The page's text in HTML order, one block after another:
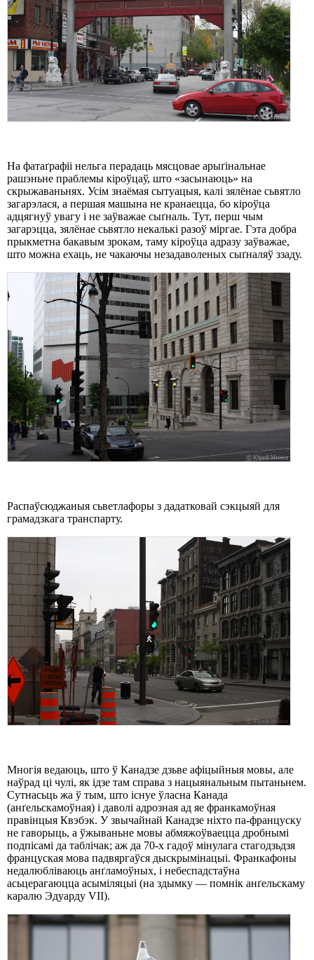
На фатаґрафіі нельга перадаць мясцовае арыґінальнае
рашэньне праблемы кіроўцаў, што «засынаюць» на
скрыжаваньнях. Усім знаёмая сытуацыя, калі зялёнае сьвятло
загарэлася, а першая машына не кранаецца, бо кіроўца
адцягнуў увагу і не заўважае сыґналь. Тут, перш чым
загарэцца, зялёнае сьвятло некалькі разоў міргае. Гэта добра
прыкметна бакавым зрокам, таму кіроўца адразу заўважае,
што можна ехаць, не чакаючы незадаволеных сыґналяў ззаду.
Распаўсюджаныя сьветлафоры з дадатковай сэкцыяй для
грамадзкага транспарту.
Многія ведаюць, што ў Канадзе дзьве афіцыйныя мовы, але
наўрад ці чулі, як ідзе там справа з нацыянальным пытаньнем.
Сутнасьць жа ў тым, што існуе ўласна Канада
(анґельскамоўная) і даволі адрозная ад яе франкамоўная
правінцыя Квэбэк. У звычайнай Канадзе ніхто па-француску
не гаворыць, а ўжываньне мовы абмяжоўваецца дробнымі
подпісамі да таблічак; аж да 70-х гадоў мінулага стагодзьдзя
француская мова падвяргаўся дыскрымінацыі. Франкафоны
недалюбліваюць анґламоўных, і небеспадстаўна
асьцерагаюцца асыміляцыі (на здымку — помнік анґельскаму
каралю Эдуарду VII).